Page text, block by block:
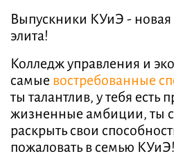
Выпускники КУиЭ - новая
элита!
Колледж управления и
самые востребованные
ты талантлив, у тебя есть
жизненные амбиции, ты
раскрыть свои
пожаловать в семью КУиЭ!